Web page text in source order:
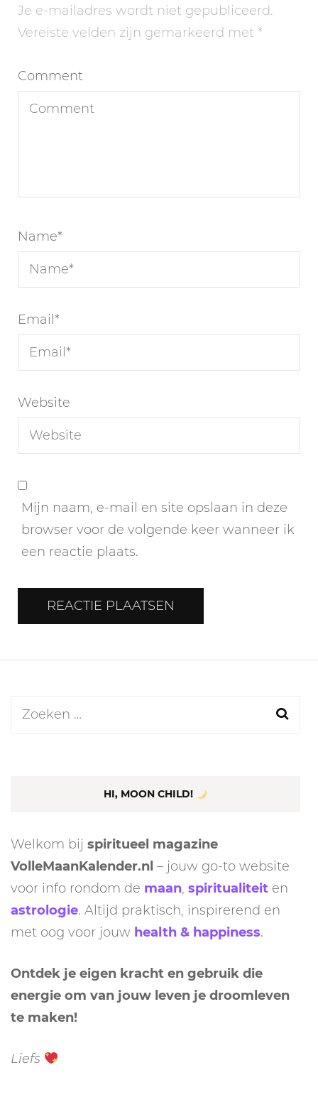
Je e-mailadres wordt niet gepubliceerd.
Vereiste velden zijn gemarkeerd met *
Comment
Name*
Email*
Website
Mijn naam, e-mail en site opslaan in deze
browser voor de volgende keer wanneer ik
een reactie plaats.
Zoeken
HI, MOON CHILD!
Welkom bij spiritueel magazine
VolleMaanKalender.nl – jouw go-to website
voor info rondom de maan, spiritualiteit en
astrologie. Altijd praktisch, inspirerend en
met oog voor jouw health & happiness.
Ontdek je eigen kracht en gebruik die
energie om van jouw leven je droomleven
te maken!
Liefs